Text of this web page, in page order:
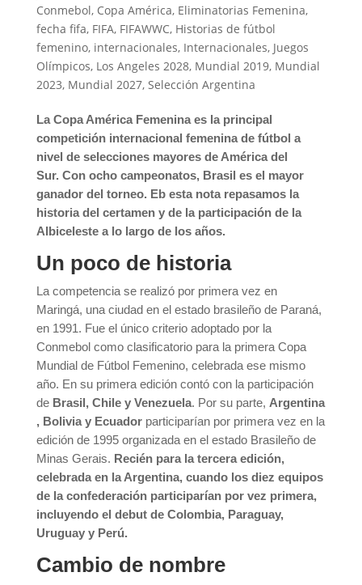
Conmebol, Copa América, Eliminatorias Femenina,
fecha fifa, FIFA, FIFAWWC, Historias de fútbol
femenino, internacionales, Internacionales, Juegos
Olímpicos, Los Angeles 2028, Mundial 2019, Mundial
2023, Mundial 2027, Selección Argentina
La Copa América Femenina es la principal
competición internacional femenina de fútbol a
nivel de selecciones mayores de América del
Sur. Con ocho campeonatos, Brasil es el mayor
ganador del torneo. Eb esta nota repasamos la
historia del certamen y de la participación de la
Albiceleste a lo largo de los años.
Un poco de historia
La competencia se realizó por primera vez en
Maringá, una ciudad en el estado brasileño de Paraná,
en 1991. Fue el único criterio adoptado por la
Conmebol como clasificatorio para la primera Copa
Mundial de Fútbol Femenino, celebrada ese mismo
año. En su primera edición contó con la participación
de Brasil, Chile y Venezuela. Por su parte, Argentina
, Bolivia y Ecuadorparticiparían por primera vez en la
edición de 1995 organizada en el estado Brasileño de
Minas Gerais. Recién para la tercera edición,
celebrada en la Argentina, cuando los diez equipos
de la confederación participarían por vez primera,
incluyendo el debut de Colombia, Paraguay,
Uruguay y Perú.
Cambio de nombre